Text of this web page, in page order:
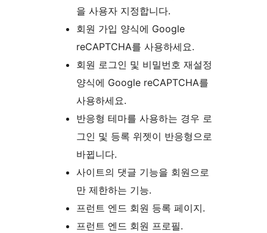
을 사용자 지정합니다.
회원 가입 양식에 Google
reCAPTCHA를 사용하세요.
회원 로그인 및 비밀번호 재설정
양식에 Google reCAPTCHA를
사용하세요.
반응형 테마를 사용하는 경우 로
그인 및 등록 위젯이 반응형으로
바뀝니다.
사이트의 댓글 기능을 회원으로
만 제한하는 기능.
프런트 엔드 회원 등록 페이지.
프런트 엔드 회원 프로필.